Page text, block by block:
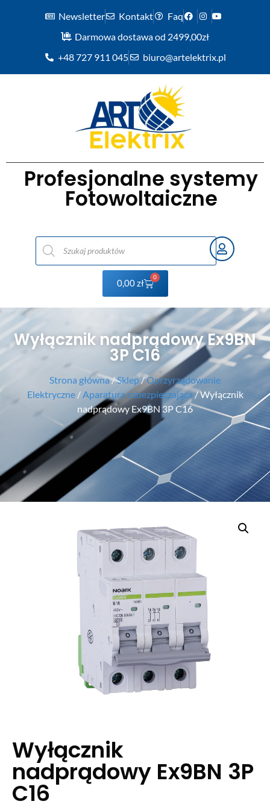
Newsletter Kontakt
Faq
Darmowa dostawa od 2499,00zł
+48 727 911 045
biuro@artelektrix.pl
Profesjonalne systemy
Fotowoltaiczne
0,00zł
0
Wyłącznik nadprądowy Ex9BN
3P C16
Strona główna/Sklep/Oprzyrządowanie
Elektryczne/ Aparatura zabezpieczająca/ Wyłącznik
nadprądowy Ex9BN 3P C16
Wyłącznik
nadprądowy Ex9BN 3P
C16